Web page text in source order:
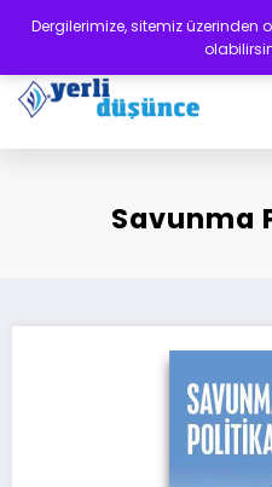
Dergilerimize, sitemiz üzerinden
Yerli Düşünce
Savunma